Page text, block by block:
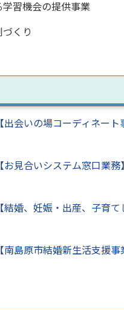
習機会の提供事業
くり
会いの場コーディネート
見合いシステム窓口業務
婚、妊娠・出産、子育て
島原市結婚新生活支援事